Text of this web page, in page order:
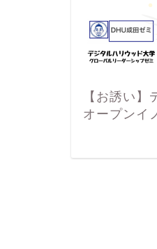
【お誘い
オープンイ